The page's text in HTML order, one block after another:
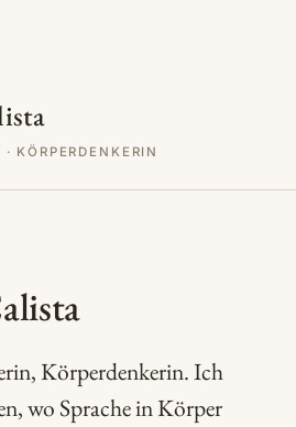
KÖRPERDENKERIN
Körperdenkerin. Ich
wo Sprache in Körper